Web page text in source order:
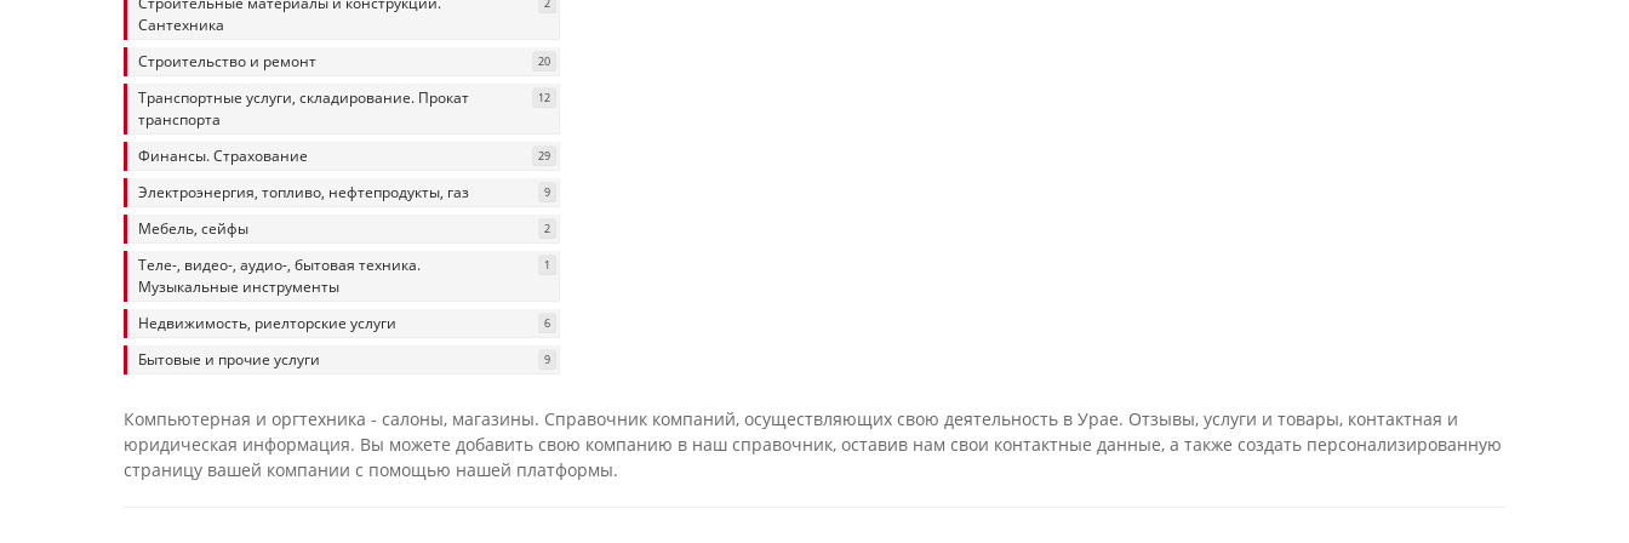
Сантехника
Строительство и ремонт 20
Транспортные услуги, складирование. Прокат
транспорта
12
Финансы. Страхование 29
Электроэнергия, топливо, нефтепродукты, газ 9
Мебель, сейфы 2
Теле-, видео-, аудио-, бытовая техника.
Музыкальные инструменты
1
Недвижимость, риелторские услуги 6
Бытовые и прочие услуги 9
Компьютерная и оргтехника - салоны, магазины. Справочник компаний, осуществляющих свою деятельность в Урае. Отзывы, услуги и товары, контактная и
юридическая информация. Вы можете добавить свою компанию в наш справочник, оставив нам свои контактные данные, а также создать персонализированную
страницу вашей компании с помощью нашей платформы.